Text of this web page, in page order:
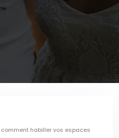
habiller vos espaces